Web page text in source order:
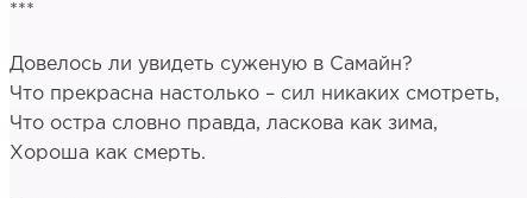
***
Довелось ли увидеть суженую в Самайн?
Что прекрасна настолько – сил никаких смотреть,
Что остра словно правда, ласкова как зима,
Хороша как смерть.